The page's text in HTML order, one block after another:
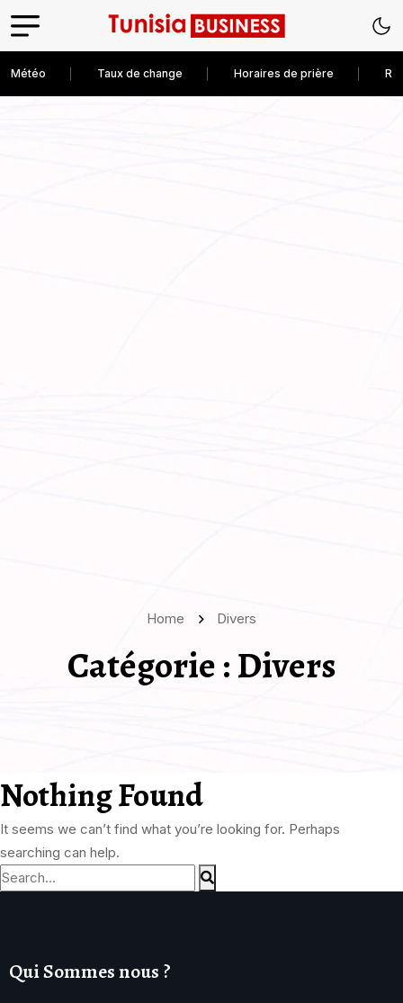
Météo Taux de change Horaires de prière
Home Divers
Catégorie :Divers
Nothing Found
It seems we can’t find what you’re looking for. Perhaps
searching can help.
Qui Sommes nous ?